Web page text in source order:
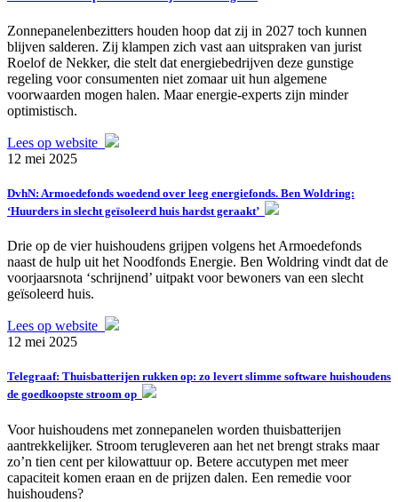
Zonnepanelenbezitters houden hoop dat zij in 2027 toch kunnen
blijven salderen. Zij klampen zich vast aan uitspraken van jurist
Roelof de Nekker, die stelt dat energiebedrijven deze gunstige
regeling voor consumenten niet zomaar uit hun algemene
voorwaarden mogen halen. Maar energie-experts zijn minder
optimistisch.
Lees op website
12 mei 2025
DvhN: Armoedefonds woedend over leeg energiefonds. Ben Woldring:
‘Huurders in slecht geïsoleerd huis hardst geraakt’
Drie op de vier huishoudens grijpen volgens het Armoedefonds
naast de hulp uit het Noodfonds Energie. Ben Woldring vindt dat de
voorjaarsnota ‘schrijnend’ uitpakt voor bewoners van een slecht
geïsoleerd huis.
Lees op website
12 mei 2025
Telegraaf: Thuisbatterijen rukken op: zo levert slimme software huishoudens
de goedkoopste stroom op
Voor huishoudens met zonnepanelen worden thuisbatterijen
aantrekkelijker. Stroom terugleveren aan het net brengt straks maar
zo’n tien cent per kilowattuur op. Betere accutypen met meer
capaciteit komen eraan en de prijzen dalen. Een remedie voor
huishoudens?